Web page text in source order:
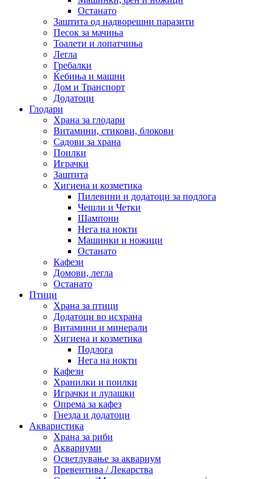
Останато
Заштита од надворешни паразити
Песок за мачиња
Тоалети и лопатчиња
Легла
Гребалки
Ќебиња и машни
Дом и Транспорт
Додатоци
Глодари
Храна за глодари
Витамини, стикови, блокови
Садови за храна
Поилки
Играчки
Заштита
Хигиена и козметика
Пилевини и додатоци за подлога
Чешли и Четки
Шампони
Нега на нокти
Машинки и ножици
Останато
Кафези
Домови, легла
Останато
Птици
Храна за птици
Додатоци во исхрана
Витамини и минерали
Хигиена и козметика
Подлога
Нега на нокти
Кафези
Хранилки и поилки
Играчки и лулашки
Опрема за кафез
Гнезда и додатоци
Акваристика
Храна за риби
Аквариуми
Осветлување за аквариум
Превентива / Лекарства